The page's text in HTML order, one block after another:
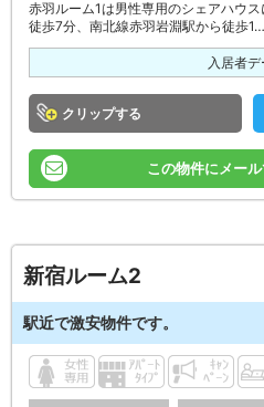
赤羽ルーム1は男性専用のシェアハウ
徒歩7分、南北線赤羽岩淵駅から徒歩1…
入居者デ
クリップ
この物件にメー
新宿ルーム2
駅近で激安物件です。